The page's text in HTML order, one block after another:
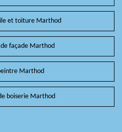
et toiture Marthod
façade Marthod
Marthod
boiserie Marthod